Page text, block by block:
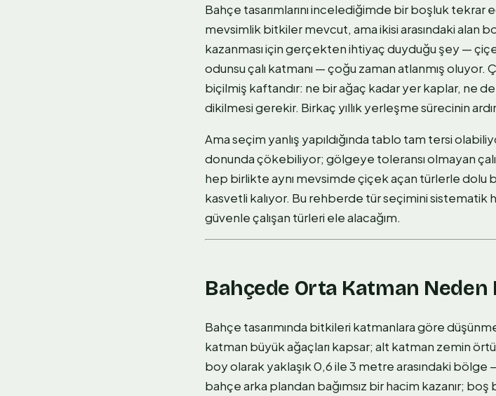
Bahçe tasarımlarını incelediğimde bir boşluk
mevsimlik bitkiler mevcut, ama ikisi arasındaki alan
kazanması için gerçekten ihtiyaç duyduğu şey —
odunsu çalı katmanı — çoğu zaman atlanmış oluyor.
biçilmiş kaftandır: ne bir ağaç kadar yer kaplar, ne
dikilmesi gerekir. Birkaç yıllık yerleşme sürecinin
Ama seçim yanlış yapıldığında tablo tam tersi
donunda çökebiliyor; gölgeye toleransı olmayan
hep birlikte aynı mevsimde çiçek açan türlerle dolu
kasvetli kalıyor. Bu rehberde tür seçimini sistematik
güvenle çalışan türleri ele alacağım.
Bahçede Orta Katman Neden
Bahçe tasarımında bitkileri katmanlara göre
katman büyük ağaçları kapsar; alt katman zemin
boy olarak yaklaşık 0,6 ile 3 metre arasındaki
bahçe arka plandan bağımsız bir hacim kazanır;